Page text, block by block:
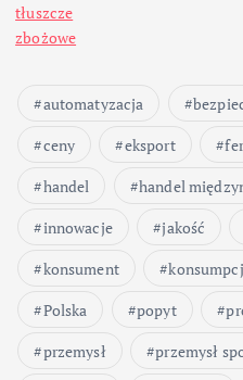
tłuszcze
zbożowe
automatyzacja
ceny
eksport
handel
handel
innowacje
jakość
konsument
Polska
popyt
przemysł
przemysł